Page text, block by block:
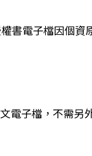
書電子檔因個資
電子檔，不需另